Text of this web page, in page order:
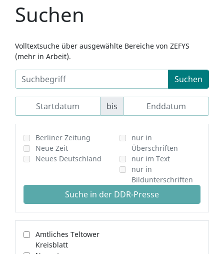
Suchen
Volltextsuche über ausgewählte Bereiche von ZEFYS
(mehr in Arbeit).
Suchen
bis
Berliner Zeitung
Neue Zeit
Neues Deutschland
nur in
Überschriften
nur im Text
nur in
Bildunterschriften
Suche in der DDR-Presse
Amtliches Teltower
Kreisblatt